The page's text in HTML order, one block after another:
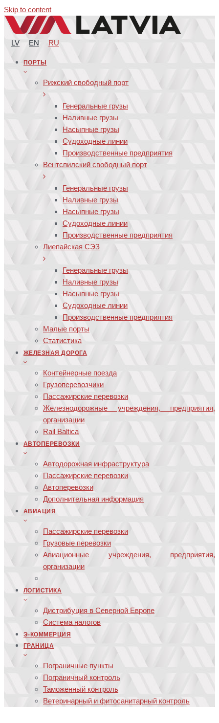
Skip to content
LV EN RU
ПОРТЫ
Рижский свободный порт
Генеральные грузы
Наливные грузы
Насыпные грузы
Судоходные линии
Производственные предприятия
Вентспилский свободный порт
Генеральные грузы
Наливные грузы
Насыпные грузы
Судоходные линии
Производственные предприятия
Лиепайская СЭЗ
Генеральные грузы
Наливные грузы
Насыпные грузы
Судоходные линии
Производственные предприятия
Малые порты
Статистика
ЖЕЛЕЗНАЯ ДОРОГА
Контейнерные поезда
Грузоперевозчики
Пассажирские перевозки
Железнодорожные учреждения, предприятия,
организации
Rail Baltica
АВТОПЕРЕВОЗКИ
Автодорожная инфраструктура
Пассажирские перевозки
Автоперевозки
Дополнительная информация
АВИАЦИЯ
Пассажирские перевозки
Грузовые перевозки
Авиационные учреждения, предприятия,
организации
ЛОГИСТИКА
Дистрибуция в Северной Европе
Система налогов
Э-КОММЕРЦИЯ
ГРАНИЦА
Пограничные пункты
Пограничный контроль
Таможенный контроль
Ветеринарный и фитосанитарный контроль